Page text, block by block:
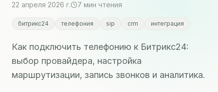
22 апреля 2026 г. 7 мин чтения
битрикс24 телефония sip crm интеграция
Как подключить телефонию к Битрикс24:
выбор провайдера, настройка
маршрутизации, запись звонков и аналитика.